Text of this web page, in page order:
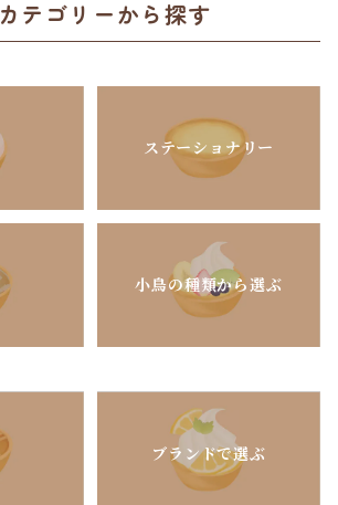
カテゴリーから探す
ステーショナリー
小鳥の種類から選ぶ
ブランドで選ぶ